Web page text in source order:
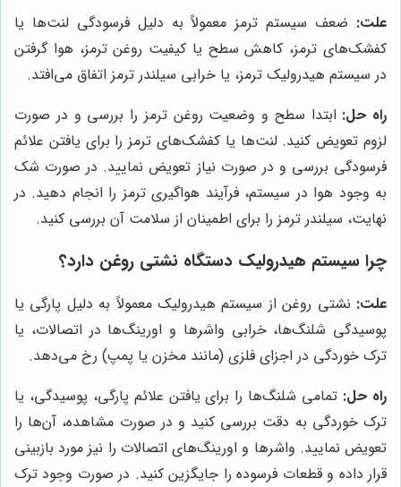
علت: ضعف سیستم ترمز معمولاً به دلیل فرسودگی لنت‌ها یا
کفشک‌های ترمز، کاهش سطح یا کیفیت روغن ترمز، هوا گرفتن
در سیستم هیدرولیک ترمز، یا خرابی سیلندر ترمز اتفاق می‌افتد.
راه حل: ابتدا سطح و وضعیت روغن ترمز را بررسی و در صورت
لزوم تعویض کنید. لنت‌ها یا کفشک‌های ترمز را برای یافتن علائم
فرسودگی بررسی و در صورت نیاز تعویض نمایید. در صورت شک
به وجود هوا در سیستم، فرآیند هواگیری ترمز را انجام دهید. در
نهایت، سیلندر ترمز را برای اطمینان از سلامت آن بررسی کنید.
چرا سیستم هیدرولیک دستگاه نشتی روغن دارد؟
علت: نشتی روغن از سیستم هیدرولیک معمولاً به دلیل پارگی یا
پوسیدگی شلنگ‌ها، خرابی واشرها و اورینگ‌ها در اتصالات، یا
ترک خوردگی در اجزای فلزی (مانند مخزن یا پمپ) رخ می‌دهد.
راه حل: تمامی شلنگ‌ها را برای یافتن علائم پارگی، پوسیدگی، یا
ترک خوردگی به دقت بررسی کنید و در صورت مشاهده، آن‌ها را
تعویض نمایید. واشرها و اورینگ‌های اتصالات را نیز مورد بازبینی
قرار داده و قطعات فرسوده را جایگزین کنید. در صورت وجود ترک